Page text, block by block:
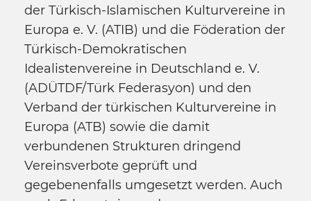
der Türkisch-Islamischen Kulturvereine in
Europa e. V. (ATIB) und die Föderation der
Türkisch-Demokratischen
Idealistenvereine in Deutschland e. V.
(ADÜTDF/Türk Federasyon) und den
Verband der türkischen Kulturvereine in
Europa (ATB) sowie die damit
verbundenen Strukturen dringend
Vereinsverbote geprüft und
gegebenenfalls umgesetzt werden. Auch